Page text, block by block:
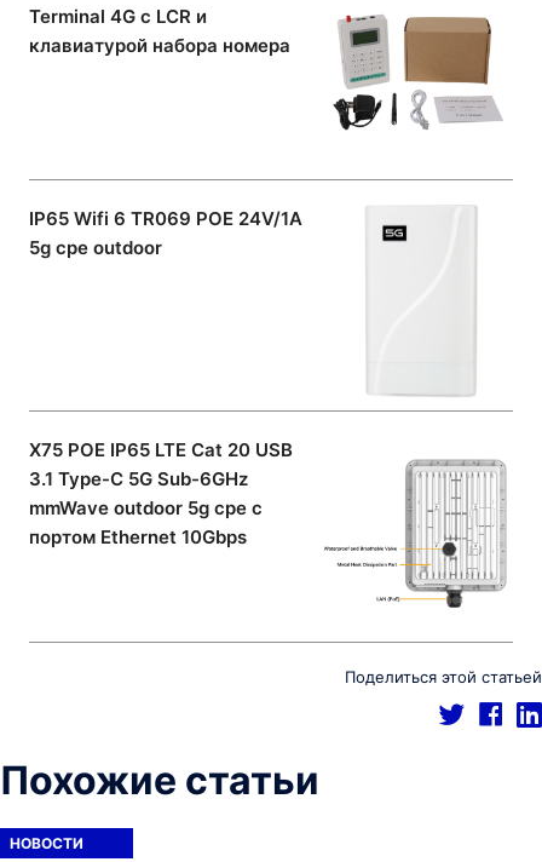
Terminal 4G с LCR и
клавиатурой набора номера
IP65 Wifi 6 TR069 POE 24V/1A
5g cpe outdoor
X75 POE IP65 LTE Cat 20 USB
3.1 Type-C 5G Sub-6GHz
mmWave outdoor 5g cpe с
портом Ethernet 10Gbps
Поделиться этой статьей
Похожие статьи
НОВОСТИ